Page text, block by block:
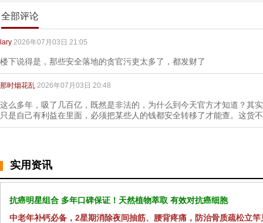
全部评论
lary 2026年07月03日 21:05
楼下说得是，那些安全落地的贪官污吏太多了，都发财了
那时烟花乱 2026年07月03日 20:48
这么多年，吸了几百亿，既然是非法的，为什么到今天官方才知道？其
只是自己有利益在里面，必须把某些人的钱都安全转移了才能查。这货
实用资讯
抗癌明星组合 多年口碑保证！天然植物萃取 有效对抗癌细胞
中老年补钙必备，2星期消除夜间抽筋、腰背疼痛，防治骨质疏松立竿